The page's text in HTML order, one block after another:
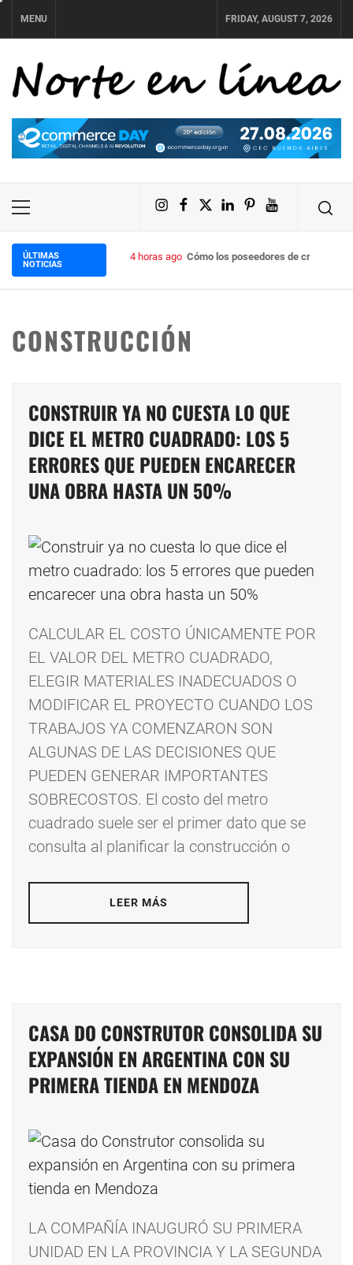
Skip
to
content
MENU FRIDAY, AUGUST 7, 2026
NORTE EN LÍNEA
Primary
Instagram
Facebook
X LinkedIn
PinterestYouTube
ÚLTIMAS
NOTICIAS
4 horas ago Cómo los poseedores de
CONSTRUCCIÓN
CONSTRUIR YA NO CUESTA LO QUE
DICE EL METRO CUADRADO: LOS 5
ERRORES QUE PUEDEN ENCARECER
UNA OBRA HASTA UN 50%
CALCULAR EL COSTO ÚNICAMENTE POR
EL VALOR DEL METRO CUADRADO,
ELEGIR MATERIALES INADECUADOS O
MODIFICAR EL PROYECTO CUANDO LOS
TRABAJOS YA COMENZARON SON
ALGUNAS DE LAS DECISIONES QUE
PUEDEN GENERAR IMPORTANTES
SOBRECOSTOS. El costo del metro
cuadrado suele ser el primer dato que se
consulta al planificar la construcción o
LEER MÁS
CASA DO CONSTRUTOR CONSOLIDA SU
EXPANSIÓN EN ARGENTINA CON SU
PRIMERA TIENDA EN MENDOZA
LA COMPAÑÍA INAUGURÓ SU PRIMERA
UNIDAD EN LA PROVINCIA Y LA SEGUNDA